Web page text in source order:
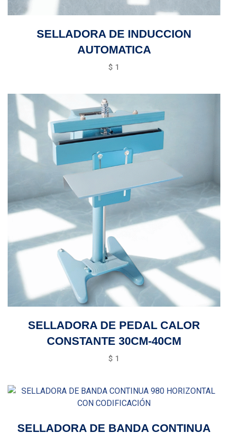
SELLADORA DE INDUCCION
AUTOMATICA
$ 1
SELLADORA DE PEDAL CALOR
CONSTANTE 30CM-40CM
$ 1
SELLADORA DE BANDA CONTINUA